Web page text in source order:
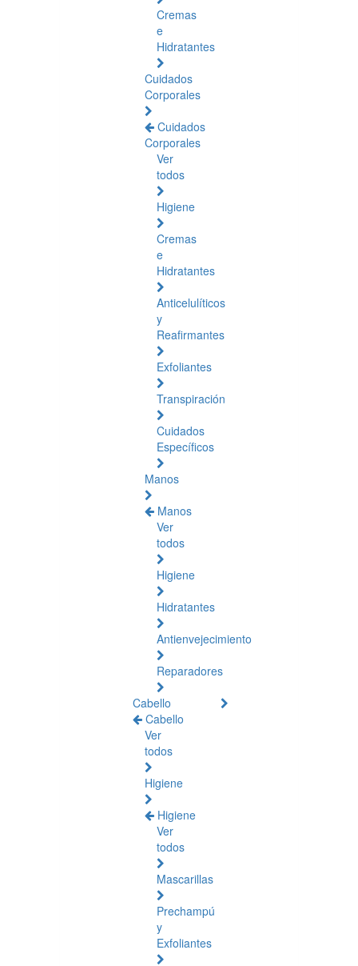
Cremas
e
Hidratantes
Cuidados
Corporales
Cuidados
Corporales
Ver
todos
Higiene
Cremas
e
Hidratantes
Anticelulíticos
y
Reafirmantes
Exfoliantes
Transpiración
Cuidados
Específicos
Manos
Manos
Ver
todos
Higiene
Hidratantes
Antienvejecimiento
Reparadores
Cabello
Cabello
Ver
todos
Higiene
Higiene
Ver
todos
Mascarillas
Prechampú
y
Exfoliantes